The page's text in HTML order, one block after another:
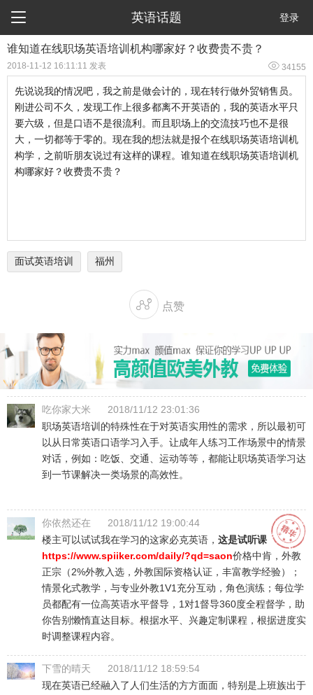
 英语话题 登录
谁知道在线职场英语培训机构哪家好？收费贵不贵？
2018-11-12 16:11:11 发表  34155
先说说我的情况吧，我之前是做会计的，现在转行做外贸销售员。
刚进公司不久，发现工作上很多都离不开英语的，我的英语水平只
要六级，但是口语不是很流利。而且职场上的交流技巧也不是很
大，一切都等于零的。现在我的想法就是报个在线职场英语培训机
构学，之前听朋友说过有这样的课程。谁知道在线职场英语培训机
构哪家好？收费贵不贵？
面试英语培训 福州
 点赞
吃你家大米
2018/11/12 23:01:36
职场英语培训的特殊性在于对英语实用性的需求，所以最初可
以从日常英语口语学习入手。让成年人练习工作场景中的情景
对话，例如：吃饭、交通、运动等等，都能让职场英语学习达
到一节课解决一类场景的高效性。
你依然还在
2018/11/12 19:00:44
楼主可以试试我在学习的这家必克英语， 这是试听课
https://www.spiiker.com/daily/?qd=saon价格中肯，外教
正宗（2%外教入选，外教国际资格认证，丰富教学经验）；
情景化式教学，与专业外教1V1充分互动，角色演练；每位学
员都配有一位高英语水平督导，1对1督导360度全程督学，助
你告别懒惰直达目标。根据水平、兴趣定制课程，根据进度实
时调整课程内容。
下雪的晴天
2018/11/12 18:59:54
现在英语已经融入了人们生活的方方面面，特别是上班族出于